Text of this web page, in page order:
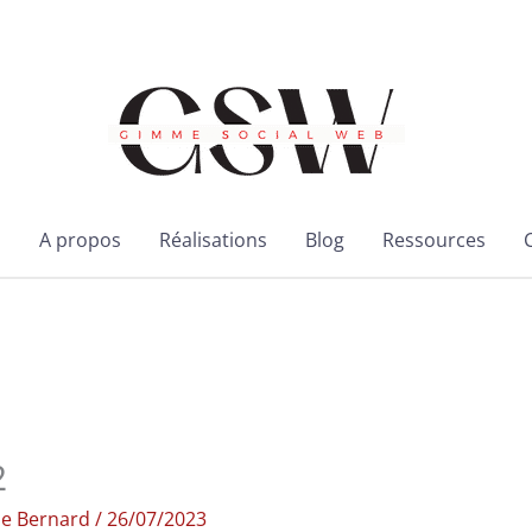
A propos Réalisations Blog Ressources
Bernard /26/07/2023